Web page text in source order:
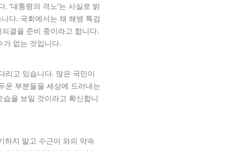
‘대통령의 격노’는 사실로 밝
다. 국회에서는 채 해병 특검
결을 준비 중이라고 합니다.
가 없는 것입니다.
리고 있습니다. 많은 국민이
운 부분들을 세상에 드러내는
을 보일 것이라고 확신합니
하지 말고 수근이 와의 약속